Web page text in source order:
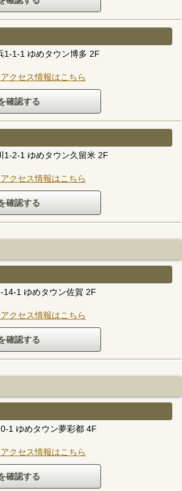
1-1-1 ゆめタウン博多 2F
クセス情報はこちら
1-2-1 ゆめタウン久留米 2F
クセス情報はこちら
14-1 ゆめタウン佐賀 2F
クセス情報はこちら
1 ゆめタウン夢彩都 4F
クセス情報はこちら